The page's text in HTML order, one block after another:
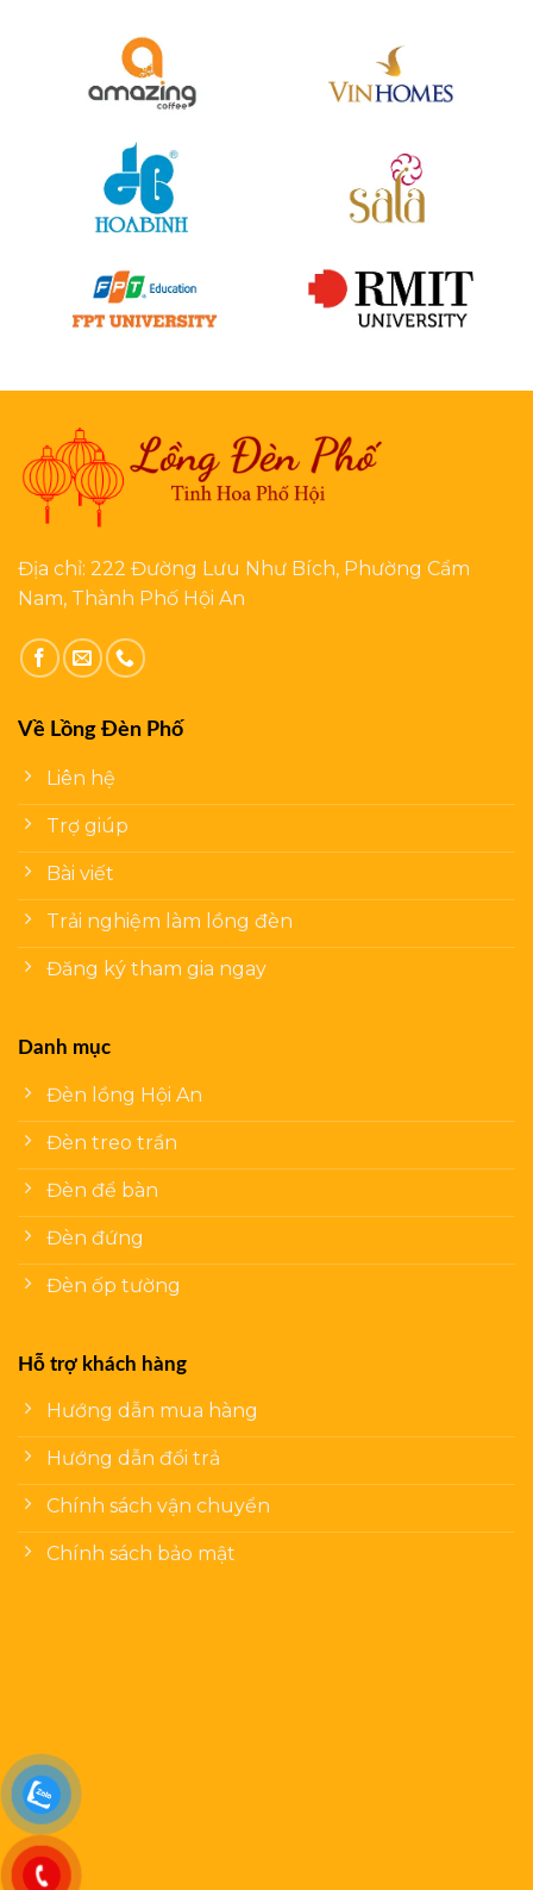
Địa chỉ: 222 Đường Lưu Như Bích, Phường Cẩm
Nam, Thành Phố Hội An
Về Lồng Đèn Phố
Liên hệ
Trợ giúp
Bài viết
Trải nghiệm làm lồng đèn
Đăng ký tham gia ngay
Danh mục
Đèn lồng Hội An
Đèn treo trần
Đèn để bàn
Đèn đứng
Đèn ốp tường
Hỗ trợ khách hàng
Hướng dẫn mua hàng
Hướng dẫn đổi trả
Chính sách vận chuyển
Chính sách bảo mật